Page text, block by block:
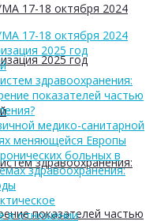
17-18 октября 2024
2025 год
здравоохранения:
показателей частью
17-18 октября 2024
2025 год
здравоохранения:
показателей частью
медико-санитарной
меняющейся Европы
больных в
здравоохранения:
в отношении